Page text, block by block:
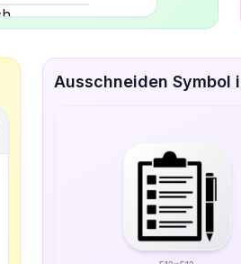
Ausschneiden Symbol